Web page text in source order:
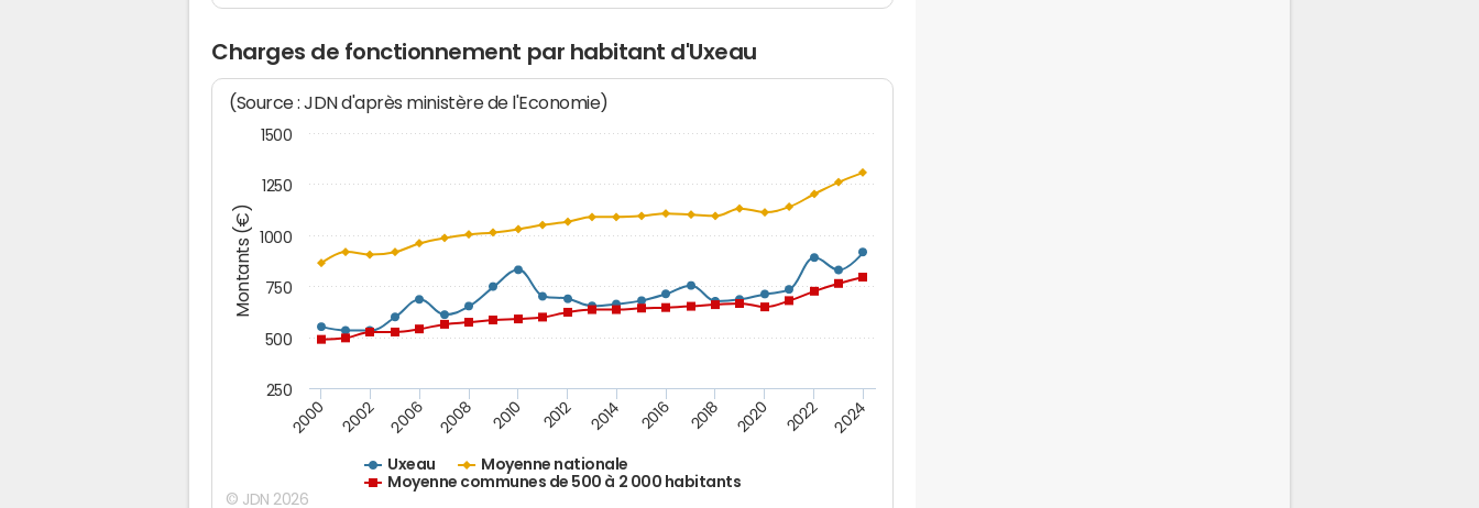
Charges de fonctionnement par habitant d'Uxeau
Montants (€)
(Source : JDN d'après ministère de l'Economie)
Uxeau
Moyenne nationale
Moyenne communes de 500 à 2 000 habitants
2000 2002 2006 2008 2010 2012 2014 2016 2018 2020 2022 2024
250
500
750
1000
1250
1500
© JDN 2026